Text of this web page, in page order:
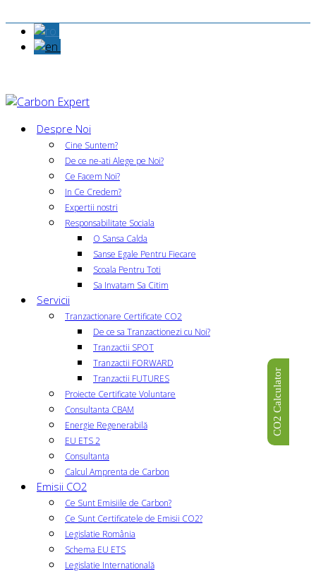
Despre Noi
Cine Suntem?
De ce ne-ati Alege pe Noi?
Ce Facem Noi?
In Ce Credem?
Expertii nostri
Responsabilitate Sociala
O Sansa Calda
Sanse Egale Pentru Fiecare
Scoala Pentru Toti
Sa Invatam Sa Citim
Servicii
Tranzactionare Certificate CO2
De ce sa Tranzactionezi cu Noi?
Tranzactii SPOT
Tranzactii FORWARD
Tranzactii FUTURES
Proiecte Certificate Voluntare
Consultanta CBAM
Energie Regenerabilă
EU ETS 2
Consultanta
Calcul Amprenta de Carbon
Emisii CO2
Ce Sunt Emisiile de Carbon?
Ce Sunt Certificatele de Emisii CO2?
Legislatie România
Schema EU ETS
Legislatie Internatională
CO2 Calculator